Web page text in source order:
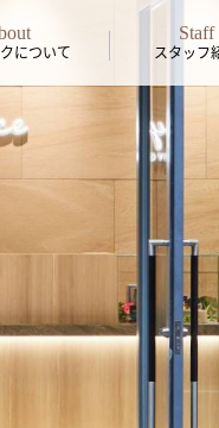
について
Staff
スタッフ